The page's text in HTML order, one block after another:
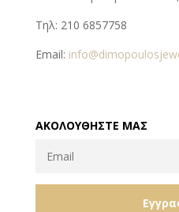
Τηλ: 210 6857758
Email:
ΑΚΟΛΟΥΘΉΣΤΕ ΜΑΣ